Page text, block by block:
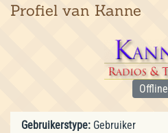
Profiel van Kanne
Offline
Gebruikerstype: Gebruiker